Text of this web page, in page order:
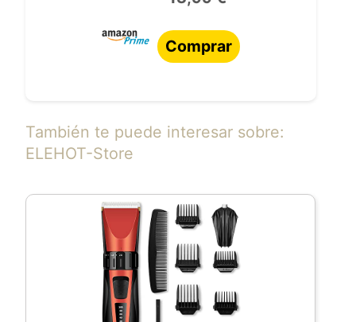
Comprar
También te puede interesar sobre:
ELEHOT-Store